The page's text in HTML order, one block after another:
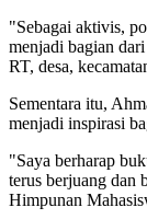
"Sebagai aktivis,
menjadi bagian
RT, desa,
Sementara itu,
menjadi inspirasi
"Saya berharap
terus berjuang dan
Himpunan